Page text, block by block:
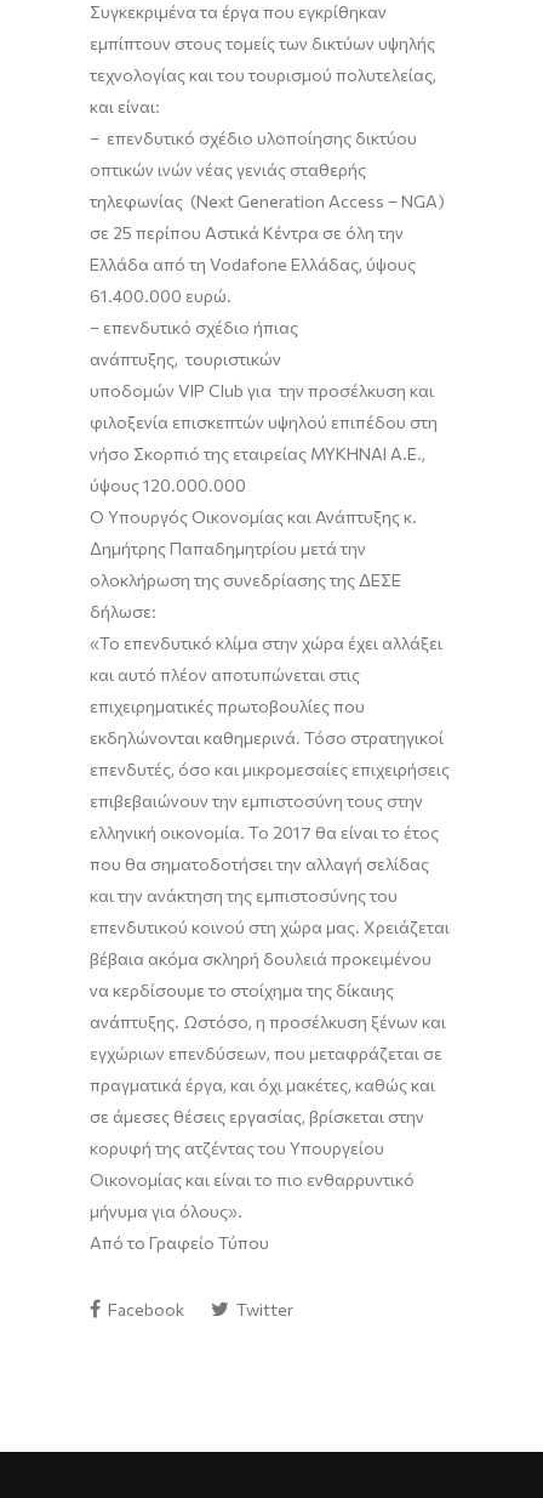
Συγκεκριμένα τα έργα που εγκρίθηκαν
εμπίπτουν στους τομείς των δικτύων υψηλής
τεχνολογίας και του τουρισμού πολυτελείας,
και είναι:
– επενδυτικό σχέδιο υλοποίησης δικτύου
οπτικών ινών νέας γενιάς σταθερής
τηλεφωνίας (Next Generation Access – NGΑ)
σε 25 περίπου Αστικά Κέντρα σε όλη την
Ελλάδα από τη Vodafone Ελλάδας, ύψους
61.400.000 ευρώ.
– επενδυτικό σχέδιο ήπιας
ανάπτυξης, τουριστικών
υποδομών VIP Club για την προσέλκυση και
φιλοξενία επισκεπτών υψηλού επιπέδου στη
νήσο Σκορπιό της εταιρείας ΜΥΚΗΝΑΙ Α.Ε.,
ύψους 120.000.000
Ο Υπουργός Οικονομίας και Ανάπτυξης κ.
Δημήτρης Παπαδημητρίου μετά την
ολοκλήρωση της συνεδρίασης της ΔΕΣΕ
δήλωσε:
«Το επενδυτικό κλίμα στην χώρα έχει αλλάξει
και αυτό πλέον αποτυπώνεται στις
επιχειρηματικές πρωτοβουλίες που
εκδηλώνονται καθημερινά. Τόσο στρατηγικοί
επενδυτές, όσο και μικρομεσαίες επιχειρήσεις
επιβεβαιώνουν την εμπιστοσύνη τους στην
ελληνική οικονομία. Το 2017 θα είναι το έτος
που θα σηματοδοτήσει την αλλαγή σελίδας
και την ανάκτηση της εμπιστοσύνης του
επενδυτικού κοινού στη χώρα μας. Χρειάζεται
βέβαια ακόμα σκληρή δουλειά προκειμένου
να κερδίσουμε το στοίχημα της δίκαιης
ανάπτυξης. Ωστόσο, η προσέλκυση ξένων και
εγχώριων επενδύσεων, που μεταφράζεται σε
πραγματικά έργα, και όχι μακέτες, καθώς και
σε άμεσες θέσεις εργασίας, βρίσκεται στην
κορυφή της ατζέντας του Υπουργείου
Οικονομίας και είναι το πιο ενθαρρυντικό
μήνυμα για όλους».
Από το Γραφείο Τύπου
Facebook Twitter